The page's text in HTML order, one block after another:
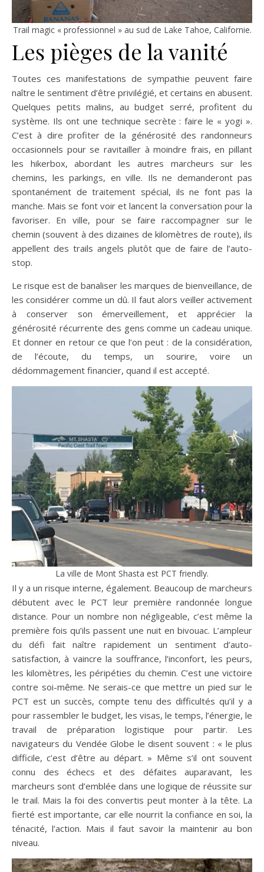
Trail magic « professionnel » au sud de Lake Tahoe, Californie.
Les pièges de la vanité
Toutes ces manifestations de sympathie peuvent faire
naître le sentiment d’être privilégié, et certains en abusent.
Quelques petits malins, au budget serré, profitent du
système. Ils ont une technique secrète : faire le « yogi ».
C’est à dire profiter de la générosité des randonneurs
occasionnels pour se ravitailler à moindre frais, en pillant
les hikerbox, abordant les autres marcheurs sur les
chemins, les parkings, en ville. Ils ne demanderont pas
spontanément de traitement spécial, ils ne font pas la
manche. Mais se font voir et lancent la conversation pour la
favoriser. En ville, pour se faire raccompagner sur le
chemin (souvent à des dizaines de kilomètres de route), ils
appellent des trails angels plutôt que de faire de l’auto-
stop.
Le risque est de banaliser les marques de bienveillance, de
les considérer comme un dû. Il faut alors veiller activement
à conserver son émerveillement, et apprécier la
générosité récurrente des gens comme un cadeau unique.
Et donner en retour ce que l’on peut : de la considération,
de l’écoute, du temps, un sourire, voire un
dédommagement financier, quand il est accepté.
La ville de Mont Shasta est PCT friendly.
Il y a un risque interne, également. Beaucoup de marcheurs
débutent avec le PCT leur première randonnée longue
distance. Pour un nombre non négligeable, c’est même la
première fois qu’ils passent une nuit en bivouac. L’ampleur
du défi fait naître rapidement un sentiment d’auto-
satisfaction, à vaincre la souffrance, l’inconfort, les peurs,
les kilomètres, les péripéties du chemin. C’est une victoire
contre soi-même. Ne serais-ce que mettre un pied sur le
PCT est un succès, compte tenu des difficultés qu’il y a
pour rassembler le budget, les visas, le temps, l’énergie, le
travail de préparation logistique pour partir. Les
navigateurs du Vendée Globe le disent souvent : « le plus
difficile, c’est d’être au départ. » Même s’il ont souvent
connu des échecs et des défaites auparavant, les
marcheurs sont d’emblée dans une logique de réussite sur
le trail. Mais la foi des convertis peut monter à la tête. La
fierté est importante, car elle nourrit la confiance en soi, la
ténacité, l’action. Mais il faut savoir la maintenir au bon
niveau.